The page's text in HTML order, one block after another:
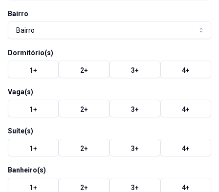
Bairro
Bairro
Dormitório(s)
1+ 2+ 3+ 4+
Vaga(s)
1+ 2+ 3+ 4+
Suíte(s)
1+ 2+ 3+ 4+
Banheiro(s)
1+ 2+ 3+ 4+